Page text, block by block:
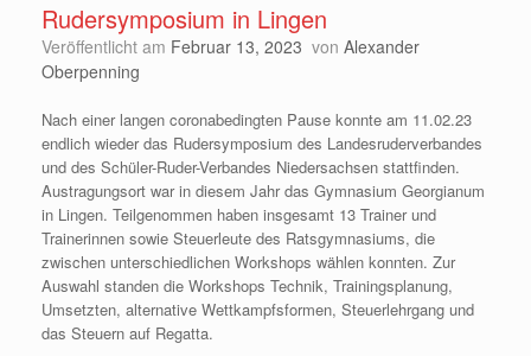
Rudersymposium in Lingen
Veröffentlicht am Februar 13, 2023 von Alexander
Oberpenning
Nach einer langen coronabedingten Pause konnte am 11.02.23
endlich wieder das Rudersymposium des Landesruderverbandes
und des Schüler-Ruder-Verbandes Niedersachsen stattfinden.
Austragungsort war in diesem Jahr das Gymnasium Georgianum
in Lingen. Teilgenommen haben insgesamt 13 Trainer und
Trainerinnen sowie Steuerleute des Ratsgymnasiums, die
zwischen unterschiedlichen Workshops wählen konnten. Zur
Auswahl standen die Workshops Technik, Trainingsplanung,
Umsetzten, alternative Wettkampfsformen, Steuerlehrgang und
das Steuern auf Regatta.